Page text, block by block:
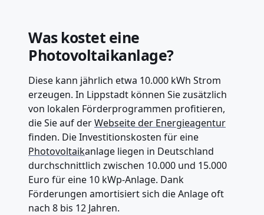
Was kostet eine
Photovoltaikanlage?
Diese kann jährlich etwa 10.000 kWh Strom
erzeugen. In Lippstadt können Sie zusätzlich
von lokalen Förderprogrammen profitieren,
die Sie auf derWebseite der Energieagentur
finden. Die Investitionskosten für eine
Photovoltaikanlage liegen in Deutschland
durchschnittlich zwischen 10.000 und 15.000
Euro für eine 10 kWp-Anlage. Dank
Förderungen amortisiert sich die Anlage oft
nach 8 bis 12 Jahren.